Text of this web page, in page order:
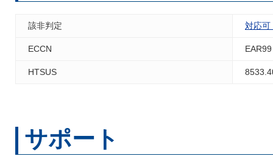
該非判定 対応可
ECCN EAR99
HTSUS
サポート